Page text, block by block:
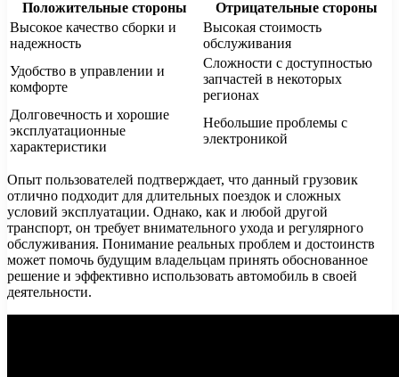
Положительные стороны
Отрицательные стороны
Высокое качество сборки и
надежность
Высокая стоимость
обслуживания
Удобство в управлении и
комфорте
Сложности с доступностью
запчастей в некоторых
регионах
Долговечность и хорошие
эксплуатационные
характеристики
Небольшие проблемы с
электроникой
Опыт пользователей подтверждает, что данный грузовик
отлично подходит для длительных поездок и сложных
условий эксплуатации. Однако, как и любой другой
транспорт, он требует внимательного ухода и регулярного
обслуживания. Понимание реальных проблем и достоинств
может помочь будущим владельцам принять обоснованное
решение и эффективно использовать автомобиль в своей
деятельности.